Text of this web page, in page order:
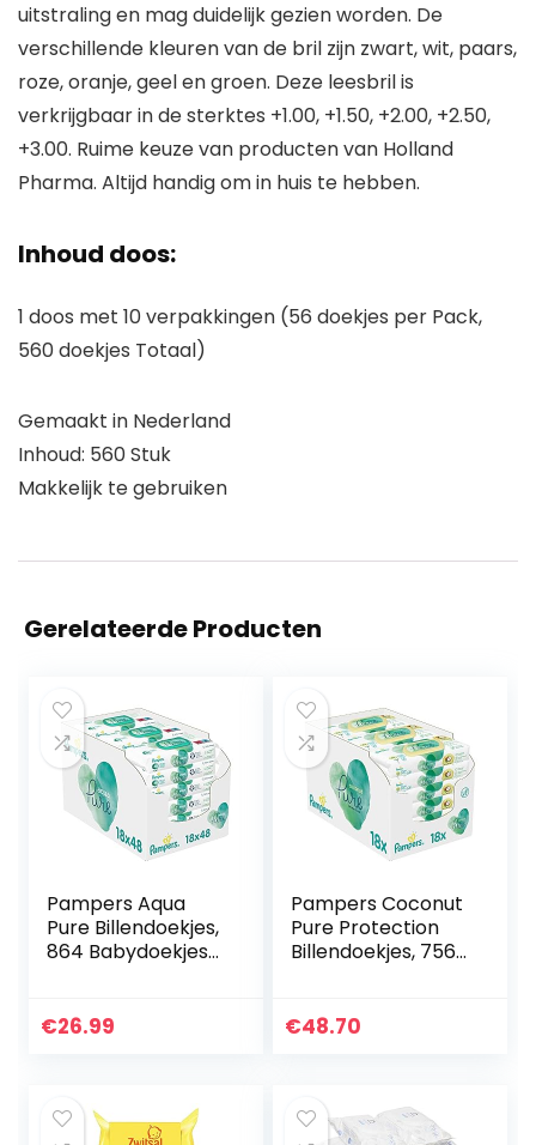
uitstraling en mag duidelijk gezien worden. De
verschillende kleuren van de bril zijn zwart, wit, paars,
roze, oranje, geel en groen. Deze leesbril is
verkrijgbaar in de sterktes +1.00, +1.50, +2.00, +2.50,
+3.00. Ruime keuze van producten van Holland
Pharma. Altijd handig om in huis te hebben.
Inhoud doos:
1 doos met 10 verpakkingen (56 doekjes per Pack,
560 doekjes Totaal)
Gemaakt in Nederland
Inhoud: 560 Stuk
Makkelijk te gebruiken
Gerelateerde Producten
Pampers Aqua
Pure Billendoekjes,
864 Babydoekjes
Puur Water +
€26.99
Pampers Coconut
Pure Protection
Billendoekjes, 756
Met 100%
€48.70